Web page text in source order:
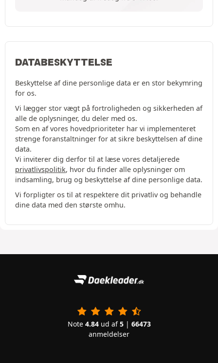
DATABESKYTTELSE
Beskyttelse af dine personlige data er en stor bekymring
for os.
Vi lægger stor vægt på fortroligheden og sikkerheden af
alle de oplysninger, du deler med os.
Som en af vores hovedprioriteter har vi implementeret
strenge foranstaltninger for at sikre beskyttelsen af dine
data.
Vi inviterer dig derfor til at læse vores detaljerede
privatlivspolitik, hvor du finder alle oplysninger om
indsamling, brug og beskyttelse af dine personlige data.
Vi forpligter os til at respektere dit privatliv og behandle
dine data med den største omhu.
Note 4.84ud af5| 66473
anmeldelser